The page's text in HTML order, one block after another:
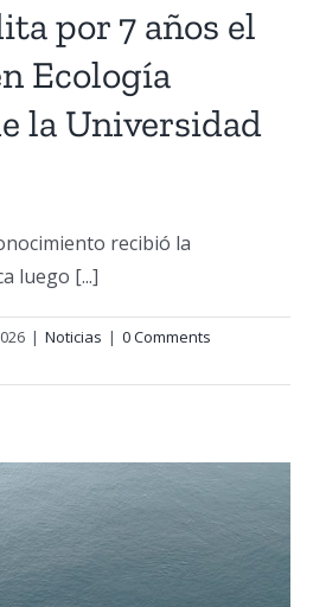
por 7 años el
Ecología
la Universidad
recibió la
luego [...]
| Noticias | 0 Comments